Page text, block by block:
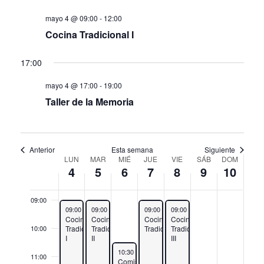
mayo 4 @ 09:00 - 12:00
Cocina Tradicional I
17:00
mayo 4 @ 17:00 - 19:00
Taller de la Memoria
Anterior Esta semana Siguiente
Semana
de
Eventos
LUN
4
MAR
5
MIÉ
6
JUE
7
VIE
8
SÁB
9
DOM
10
02:00
03:00
04:00
05:00
09:00
10:00
11:00
2026
May 4, 2026
09:00 12:00
Cocina
Tradicional
I
2026
May 5, 2026
09:00
Cocina
Tradicional
II
2026
May 6, 2026
10:30
Comisión
May 7, 2026
09:00 12:00
Cocina
Tradicional
May 8, 2026
09:00
Cocina
Tradicional
III